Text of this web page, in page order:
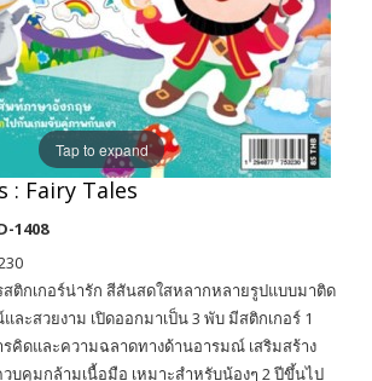
Tap to expand
: Fairy Tales
1408
สติกเกอร์น่ารัก สีสันสดใสหลากหลายรูปแบบมาติด
ะสวยงาม เปิดออกมาเป็น 3 พับ มีสติกเกอร์ 1
ดและความฉลาดทางด้านอารมณ์ เสริมสร้าง
บคุมกล้ามเนื้อมือ เหมาะสำหรับน้องๆ 2 ปีขึ้นไป